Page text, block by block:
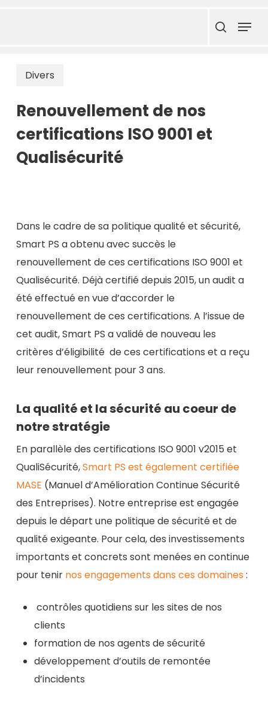
search
Menu
Divers
Renouvellement de nos
certifications ISO 9001 et
Qualisécurité
Dans le cadre de sa politique qualité et sécurité,
Smart PS a obtenu avec succès le
renouvellement de ces certifications ISO 9001 et
Qualisécurité. Déjà certifié depuis 2015, un audit a
été effectué en vue d’accorder le
renouvellement de ces certifications. A l’issue de
cet audit, Smart PS a validé de nouveau les
critères d’éligibilité de ces certifications et a reçu
leur renouvellement pour 3 ans.
La qualité et la sécurité au coeur de
notre stratégie
En parallèle des certifications ISO 9001 v2015 et
QualiSécurité,Smart PS est également certifiée
MASE (Manuel d’Amélioration Continue Sécurité
des Entreprises). Notre entreprise est engagée
depuis le départ une politique de sécurité et de
qualité exigeante. Pour cela, des investissements
importants et concrets sont menées en continue
pour tenirnos engagements dans ces domaines :
contrôles quotidiens sur les sites de nos
clients
formation de nos agents de sécurité
développement d’outils de remontée
d’incidents